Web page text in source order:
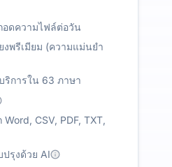
ดความไฟล์ต่อวัน
งพรีเมียม (ความแม่นยำ
ริการใน 63 ภาษา
CSV, PDF, TXT,
รุงด้วย AI